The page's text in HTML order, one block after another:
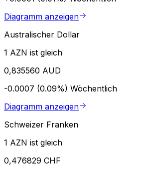
Diagramm anzeigen
Australischer Dollar
1 AZN ist gleich
0,835560 AUD
-0.0007 (0.09%) Wöchentlich
Diagramm anzeigen
Schweizer Franken
1 AZN ist gleich
0,476829 CHF